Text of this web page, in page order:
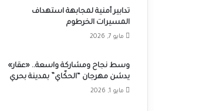
تدابير أمنية لمجابهة استهداف
المسيرات الخرطوم
مايو 7, 2026
وسط نجاح ومشاركة واسعة.. «عقار»
يدشن مهرجان “الحكّاي” بمدينة بحري
مايو 1, 2026